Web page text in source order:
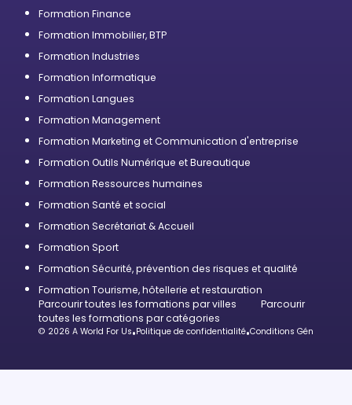
Formation Finance
Formation Immobilier, BTP
Formation Industries
Formation Informatique
Formation Langues
Formation Management
Formation Marketing et Communication d'entreprise
Formation Outils Numérique et Bureautique
Formation Ressources humaines
Formation Santé et social
Formation Secrétariat & Accueil
Formation Sport
Formation Sécurité, prévention des risques et qualité
Formation Tourisme, hôtellerie et restauration
Parcourir toutes les formations par villes
Parcourir
toutes les formations par catégories
© 2026 A World For Us•Politique de confidentialité•Conditions Générales